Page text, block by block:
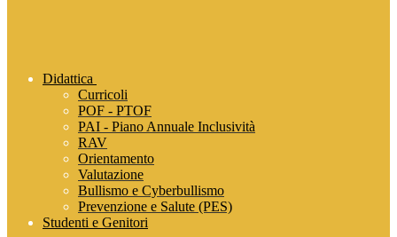
Didattica
Curricoli
POF - PTOF
PAI - Piano Annuale Inclusività
RAV
Orientamento
Valutazione
Bullismo e Cyberbullismo
Prevenzione e Salute (PES)
Studenti e Genitori